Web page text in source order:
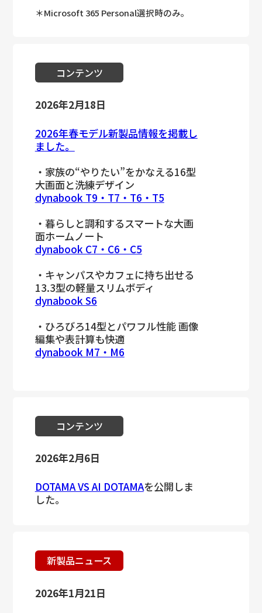
＊Microsoft 365 Personal選択時のみ。
コンテンツ
2026年2月18日
2026年春モデル新製品情報を掲載し
ました。
・家族の“やりたい”をかなえる16型
大画面と洗練デザイン
dynabook T9・T7・T6・T5
・暮らしと調和するスマートな大画
面ホームノート
dynabook C7・C6・C5
・キャンパスやカフェに持ち出せる
13.3型の軽量スリムボディ
dynabook S6
・ひろびろ14型とパワフル性能 画像
編集や表計算も快適
dynabook M7・M6
コンテンツ
2026年2月6日
DOTAMA VS AI DOTAMAを公開しま
した。
新製品ニュース
2026年1月21日